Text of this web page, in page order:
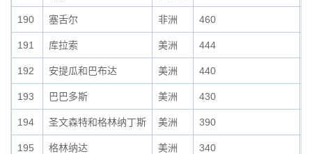
190 塞舌尔 非洲 460
191 库拉索 美洲 444
192 安提瓜和巴布达 美洲 440
193 巴巴多斯 美洲 430
194 圣文森特和格林纳丁斯 美洲 390
195 格林纳达 美洲 340